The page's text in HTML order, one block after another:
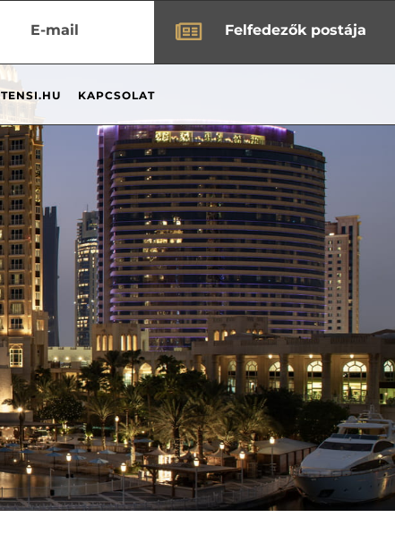
 Felfedezők postája
E-mail
TENSI.HU KAPCSOLAT